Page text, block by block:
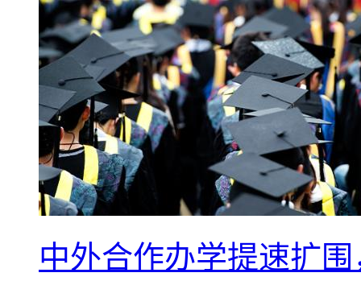
中外合作办学提速扩